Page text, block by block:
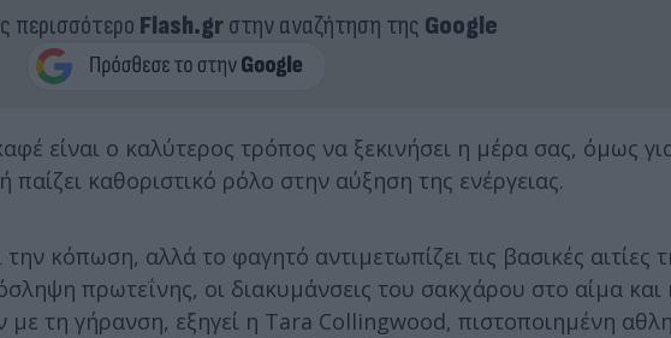
περισσότερο Flash.grστην αναζήτηση της Google
είναι ο καλύτερος τρόπος να ξεκινήσει η μέρα σας, όμως
παίζει καθοριστικό ρόλο στην αύξηση της ενέργειας.
κόπωση, αλλά το φαγητό αντιμετωπίζει τις βασικές αιτίες
πρωτεΐνης, οι διακυμάνσεις του σακχάρου στο αίμα και
τη γήρανση, εξηγεί η Tara Collingwood, πιστοποιημένη